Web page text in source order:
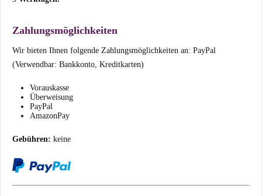
Zahlungsmöglichkeiten
Wir bieten Ihnen folgende Zahlungsmöglichkeiten an: PayPal
(Verwendbar: Bankkonto, Kreditkarten)
Vorauskasse
Überweisung
PayPal
AmazonPay
Gebühren: keine